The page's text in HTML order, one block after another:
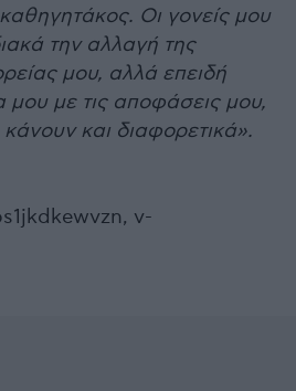
Οι γονείς μου
την αλλαγή της
μου, αλλά επειδή
μου με τις αποφάσεις μου,
και διαφορετικά».
v-